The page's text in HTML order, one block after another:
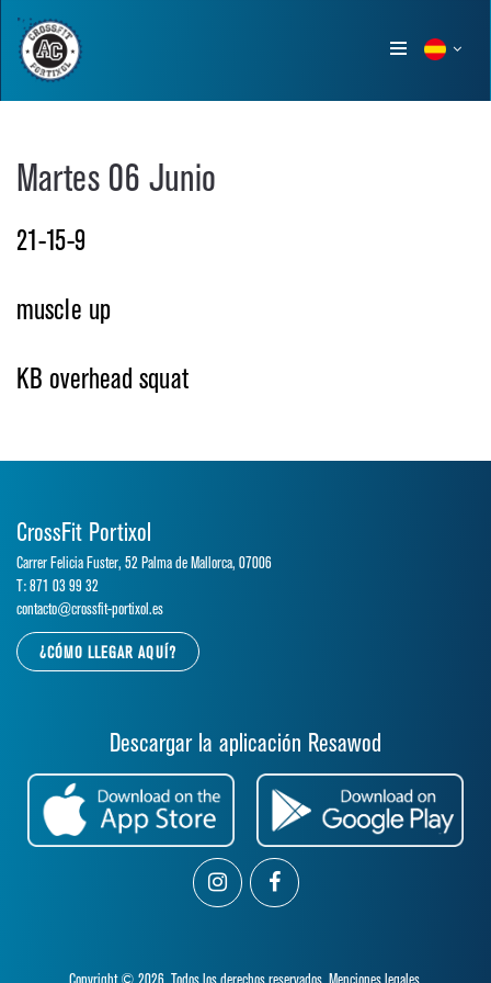
Show
Martes 06 Junio
21-15-9
muscle up
KB overhead squat
CrossFit Portixol
Carrer Felicia Fuster, 52 Palma de Mallorca, 07006
T: 871 03 99 32
contacto@crossfit-portixol.es
¿CÓMO LLEGAR AQUÍ?
Descargar la aplicación Resawod
Copyright © 2026. Todos los derechos reservados. Menciones legales.